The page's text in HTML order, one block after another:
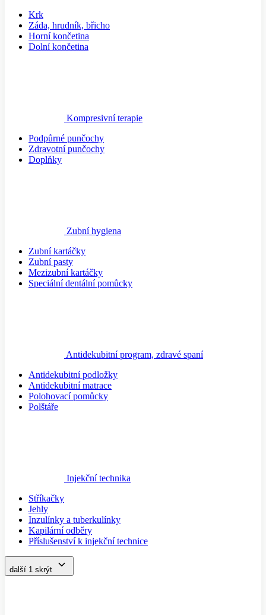
Krk
Záda, hrudník, břicho
Horní končetina
Dolní končetina
Kompresivní terapie
Podpůrné punčochy
Zdravotní punčochy
Doplňky
Zubní hygiena
Zubní kartáčky
Zubní pasty
Mezizubní kartáčky
Speciální dentální pomůcky
Antidekubitní program, zdravé spaní
Antidekubitní podložky
Antidekubitní matrace
Polohovací pomůcky
Polštáře
Injekční technika
Stříkačky
Jehly
Inzulínky a tuberkulínky
Kapilární odběry
Příslušenství k injekční technice
další 1 skrýt